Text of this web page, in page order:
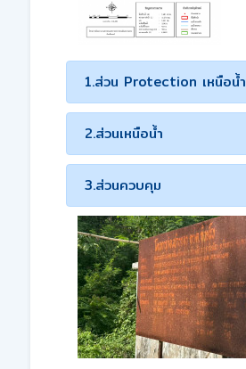
1.ส่วน Protection เหนือน้ำ
2.ส่วนเหนือน้ำ
3.ส่วนควบคุม